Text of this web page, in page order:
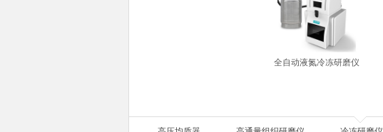
全自动液氮冷冻研磨仪